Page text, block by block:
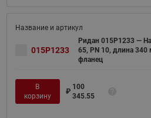
015P1233
Ридан 015P1233 —
65, PN 10, длина
фланец
В
корзину
₽
100
345.55